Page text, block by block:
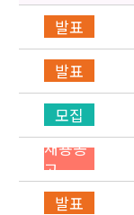
발표
발표
모집
채용공
고
발표